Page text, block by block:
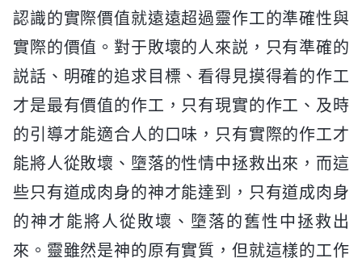
認識的實際價值就遠遠超過靈作工的準確性與
實際的價值。對于敗壞的人來説，只有準確的
説話、明確的追求目標、看得見摸得着的作工
才是最有價值的作工，只有現實的作工、及時
的引導才能適合人的口味，只有實際的作工才
能將人從敗壞、墮落的性情中拯救出來，而這
些只有道成肉身的神才能達到，只有道成肉身
的神才能將人從敗壞、墮落的舊性中拯救出
來。靈雖然是神的原有實質，但就這樣的工作